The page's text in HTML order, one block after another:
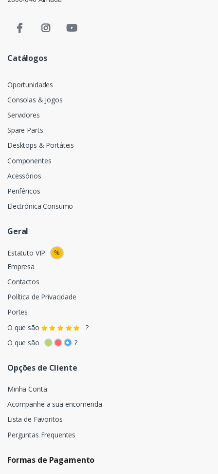
Catálogos
Oportunidades
Consolas & Jogos
Servidores
Spare Parts
Desktops & Portáteis
Componentes
Acessórios
Periféricos
Electrónica Consumo
Geral
Estatuto VIP
%
Empresa
Contactos
Política de Privacidade
Portes
O que são
?
O que são
?
Opções de Cliente
Minha Conta
Acompanhe a sua encomenda
Lista de Favoritos
Perguntas Frequentes
Formas de Pagamento